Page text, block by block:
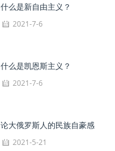
什么是新自由主义？
2021-7-6
什么是凯恩斯主义？
2021-7-6
论大俄罗斯人的民族自豪感
2021-5-21